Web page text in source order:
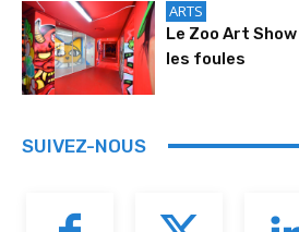
ARTS
Le Zoo Art
les foules
SUIVEZ-NOUS